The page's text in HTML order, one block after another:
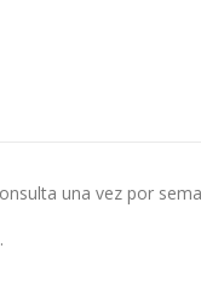
una vez por